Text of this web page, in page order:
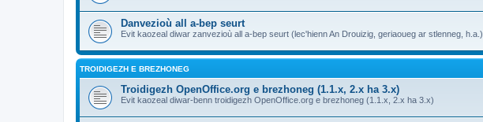
Danvezioù all a-bep seurt
Evit kaozeal diwar zanvezioù all a-bep seurt (lec'hienn An Drouizig, geriaoueg ar stlenneg, h.a.)
TROIDIGEZH E BREZHONEG
Troidigezh OpenOffice.org e brezhoneg (1.1.x, 2.x ha 3.x)
Evit kaozeal diwar-benn troidigezh OpenOffice.org e brezhoneg (1.1.x, 2.x ha 3.x)